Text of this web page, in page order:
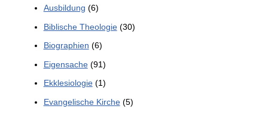
Ausbildung (6)
Biblische Theologie(30)
Biographien (6)
Eigensache(91)
Ekklesiologie(1)
Evangelische Kirche(5)